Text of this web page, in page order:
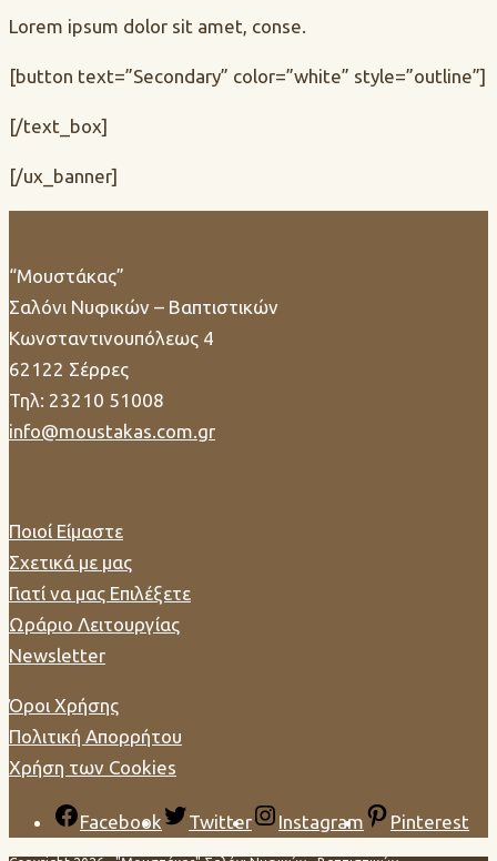
Lorem ipsum dolor sit amet, conse.
[button text=”Secondary” color=”white” style=”outline”]
[/text_box]
[/ux_banner]
“Μουστάκας”
Σαλόνι Νυφικών – Βαπτιστικών
Κωνσταντινουπόλεως 4
62122 Σέρρες
Τηλ: 23210 51008
info@moustakas.com.gr
Ποιοί Είμαστε
Σχετικά με μας
Γιατί να μας Επιλέξετε
Ωράριο Λειτουργίας
Newsletter
Όροι Χρήσης
Πολιτική Απορρήτου
Χρήση των Cookies
Facebook Twitter Instagram Pinterest